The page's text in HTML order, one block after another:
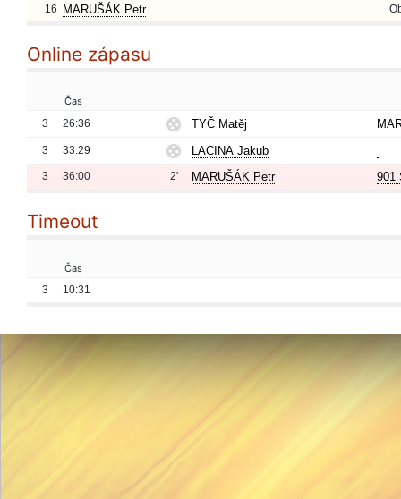
16 MARUŠÁK Petr
Online zápasu
Čas
3
26:36 TYČ Matěj
3 33:29 LACINA Jakub
3 36:00 2' MARUŠÁK Petr 901
Timeout
Čas
3
10:31